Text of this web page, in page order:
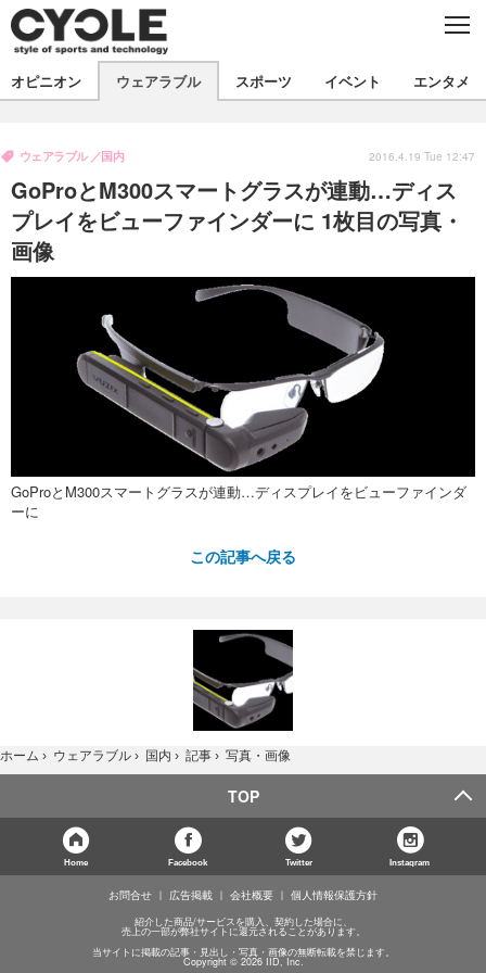
C
E
製品/用品
衣類
飲食
バックナンバー
コラム
インプレ
ボイス
デバイス
ビジネス
国内
スポーツ
動画
イベント
ツアー
文化
芸能
出版／映画
話題
ファッション
デザイン
動画
社会
政治
ハウツー
オピニオン ウェアラブル スポーツ イベント エンタメ
GoProとM300スマートグラスが連動…ディス
プレイをビューファインダーに 1枚目の写真・
画像
ウェアラブル 国内 2016.4.19 Tue 12:47
GoProとM300スマートグラスが連動…ディスプレイをビューファインダ
ーに
この記事へ戻る
ホーム › ウェアラブル › 国内 › 記事 › 写真・画像
TOP
Home Facebook Twitter Instagram
お問合せ 広告掲載 会社概要 個人情報保護方針
紹介した商品/サービスを購入、契約した場合に、
売上の一部が弊社サイトに還元されることがあります。
当サイトに掲載の記事・見出し・写真・画像の無断転載を禁じます。
Copyright © 2026 IID, Inc.